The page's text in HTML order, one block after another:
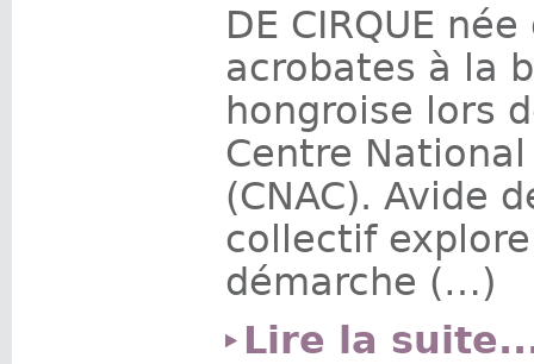
DE CIRQUE
acrobates à la
hongroise lors
Centre
(CNAC). Avide
collectif
démarche (…)
Lire la